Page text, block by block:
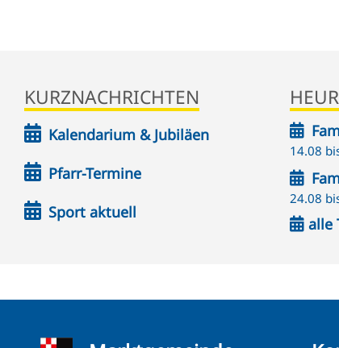
KURZNACHRICHTEN
Kalendarium & Jubiläen
Pfarr-Termine
Sport aktuell
14.08
24.08
alle